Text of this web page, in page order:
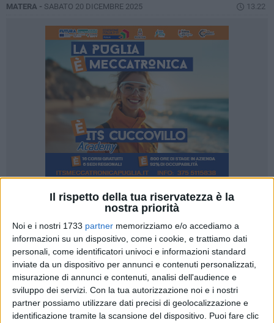
Il rispetto della tua riservatezza è la
nostra priorità
Noi e i nostri 1733 partner memorizziamo e/o accediamo a
informazioni su un dispositivo, come i cookie, e trattiamo dati
personali, come identificatori univoci e informazioni standard
inviate da un dispositivo per annunci e contenuti personalizzati,
misurazione di annunci e contenuti, analisi dell'audience e
sviluppo dei servizi. Con la tua autorizzazione noi e i nostri
partner possiamo utilizzare dati precisi di geolocalizzazione e
identificazione tramite la scansione del dispositivo. Puoi fare clic
MATERA - SABATO 20 DICEMBRE 2025 13.22
In diverse province italiane i poliziotti delle Squadre mobili,
coordinati dal Servizio centrale operativo della Polizia di
Stato, hanno concluso una vasta operazione contro lo
spaccio di sostanze stupefacenti e i reati di criminalità
diffusa legati alla cosiddetta "mala-movida" e ai regolamenti
di conti.